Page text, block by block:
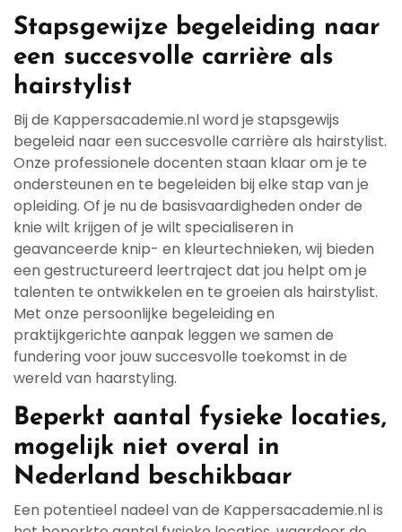
Stapsgewijze begeleiding naar
een succesvolle carrière als
hairstylist
Bij de Kappersacademie.nl word je stapsgewijs
begeleid naar een succesvolle carrière als hairstylist.
Onze professionele docenten staan klaar om je te
ondersteunen en te begeleiden bij elke stap van je
opleiding. Of je nu de basisvaardigheden onder de
knie wilt krijgen of je wilt specialiseren in
geavanceerde knip- en kleurtechnieken, wij bieden
een gestructureerd leertraject dat jou helpt om je
talenten te ontwikkelen en te groeien als hairstylist.
Met onze persoonlijke begeleiding en
praktijkgerichte aanpak leggen we samen de
fundering voor jouw succesvolle toekomst in de
wereld van haarstyling.
Beperkt aantal fysieke locaties,
mogelijk niet overal in
Nederland beschikbaar
Een potentieel nadeel van de Kappersacademie.nl is